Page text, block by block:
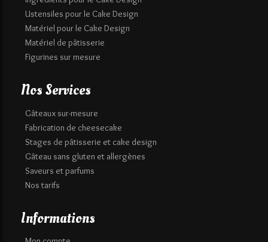
Ustensiles pour le Cake Design
Matériel pour le Cake Design
Matériel de pâtisserie
Figurines sur mesure
Nos Services
Gâteaux sur-mesure
Fabrication de cheesecake
Stages de pâtisserie et cake design
Gâteau sans gluten et allergènes
Saveurs et parfums
Nos tarifs
Informations